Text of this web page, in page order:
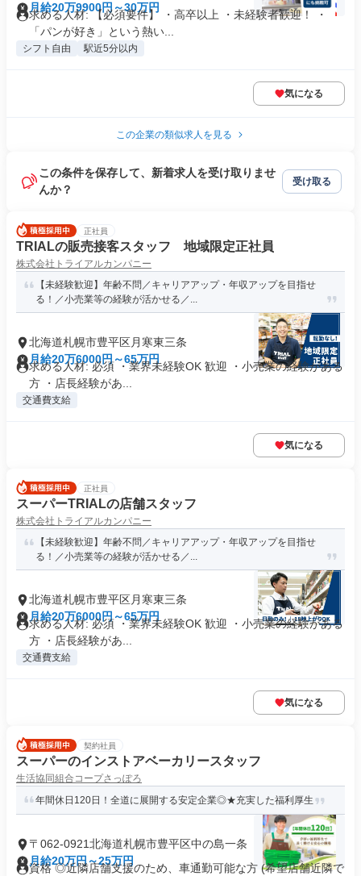
月給20万9900円～30万円
求める人材: 【必須要件】 ・高卒以上 ・未経験者歓迎！ ・
「パンが好き」という熱い...
シフト自由 駅近5分以内
気になる
この企業の類似求人を見る
この条件を保存して、新着求人を受け取りませ
んか？
受け取る
正社員
TRIALの販売接客スタッフ 地域限定正社員
株式会社トライアルカンパニー
【未経験歓迎】年齢不問／キャリアアップ・年収アップを目指せ
る！／小売業等の経験が活かせる／...
北海道札幌市豊平区月寒東三条
月給20万6000円～65万円
求める人材: 必須 ・業界未経験OK 歓迎 ・小売業の経験がある
方 ・店長経験があ...
交通費支給
気になる
正社員
スーパーTRIALの店舗スタッフ
株式会社トライアルカンパニー
【未経験歓迎】年齢不問／キャリアアップ・年収アップを目指せ
る！／小売業等の経験が活かせる／...
北海道札幌市豊平区月寒東三条
月給20万6000円～65万円
求める人材: 必須 ・業界未経験OK 歓迎 ・小売業の経験がある
方 ・店長経験があ...
交通費支給
気になる
契約社員
スーパーのインストアベーカリースタッフ
生活協同組合コープさっぽろ
年間休日120日！全道に展開する安定企業◎★充実した福利厚生
〒062-0921北海道札幌市豊平区中の島一条
月給20万円～25万円
資格 ◎近隣店舗支援のため、車通勤可能な方 (希望店舗近隣で